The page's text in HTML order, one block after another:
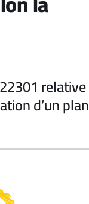
relative
d’un plan